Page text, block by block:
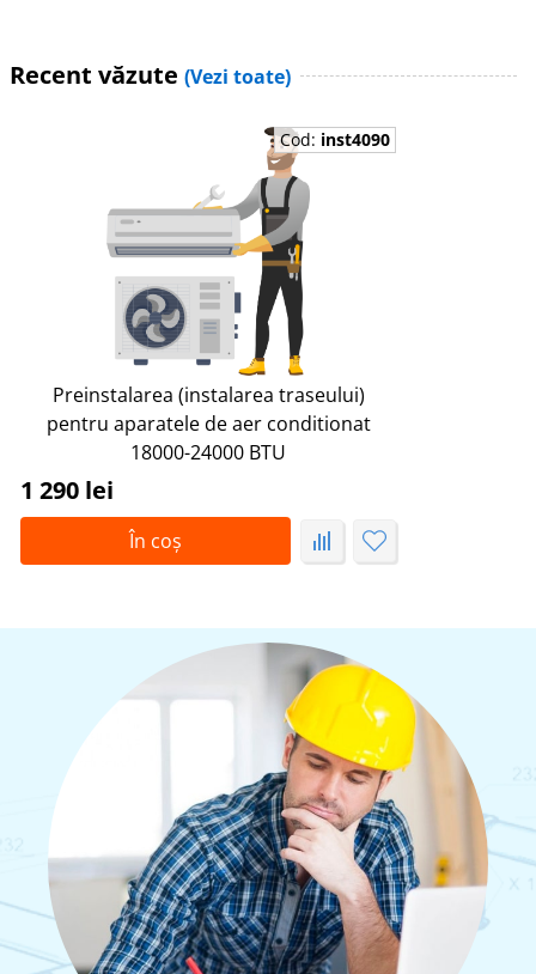
Recent văzute (Vezi toate)
Cod: inst4090
Preinstalarea (instalarea traseului)
pentru aparatele de aer conditionat
18000-24000 BTU
1 290 lei
În coș